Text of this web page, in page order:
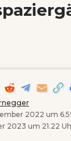
2022 um
2023 um 21.22